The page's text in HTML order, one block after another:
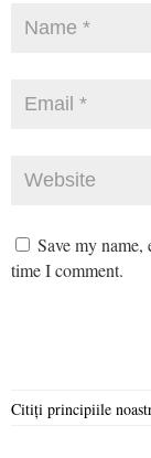
Save my
time I comment.
Citiți principiile